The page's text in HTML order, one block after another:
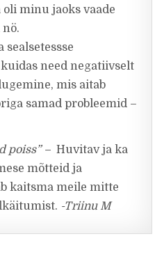
minu jaoks vaade
sealsetessse
need negatiivselt
mis aitab
samad probleemid –
poiss” – Huvitav ja ka
mõtteid ja
kaitsma meile mitte
-Triinu M